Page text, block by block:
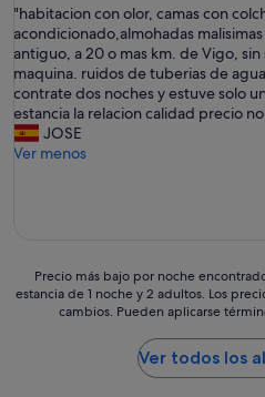
10,
Bueno,
(5 comentarios)
"
h
a
b
i
t
a
c
o
"habitacion con olor, camas con
acondicionado,almohadas
antiguo, a 20 o mas km. de Vigo,
maquina. ruidos de tuberias de
contrate dos noches y estuve solo
estancia la relacion calidad precio
JOSE
Ver menos
Precio
más
Precio más bajo por noche
estancia de 1 noche y 2 adultos. Los
cambios. Pueden aplicarse
Ver todos los